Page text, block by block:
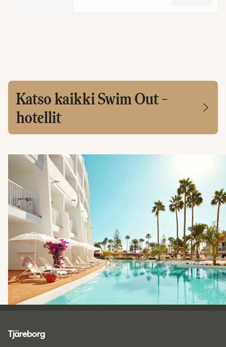
Katso kaikki Swim Out -
hotellit
Tjäreborg